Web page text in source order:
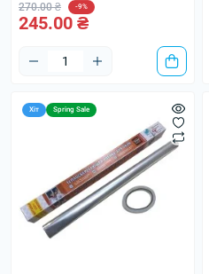
270.00 ₴ -9%
245.00 ₴
Хіт Spring Sale